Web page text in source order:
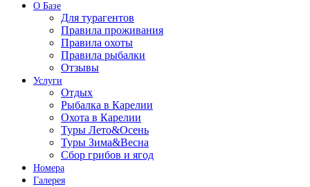
О Базе
Для турагентов
Правила проживания
Правила охоты
Правила рыбалки
Отзывы
Услуги
Отдых
Рыбалка в Карелии
Охота в Карелии
Туры Лето&Осень
Туры Зима&Весна
Сбор грибов и ягод
Номера
Галерея